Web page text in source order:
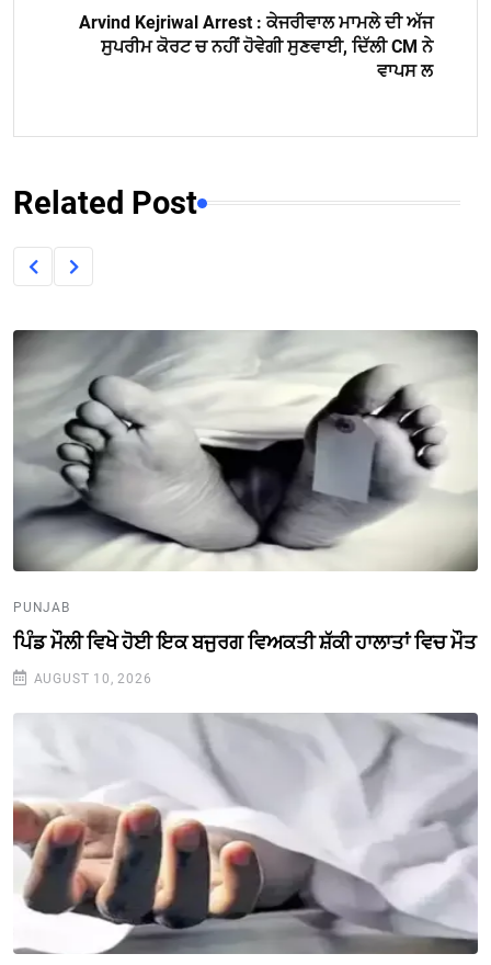
Arvind Kejriwal Arrest : ਕੇਜਰੀਵਾਲ ਮਾਮਲੇ ਦੀ ਅੱਜ
ਸੁਪਰੀਮ ਕੋਰਟ ਚ ਨਹੀਂ ਹੋਵੇਗੀ ਸੁਣਵਾਈ, ਦਿੱਲੀ CM ਨੇ
ਵਾਪਸ ਲ
Related Post
PUNJAB
ਪਿੰਡ ਮੌਲੀ ਵਿਖੇ ਹੋਈ ਇਕ ਬਜੁਰਗ ਵਿਅਕਤੀ ਸ਼ੱਕੀ ਹਾਲਾਤਾਂ ਵਿਚ ਮੌਤ
AUGUST 10, 2026